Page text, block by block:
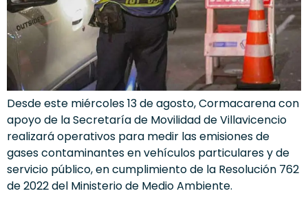
Desde este miércoles 13 de agosto, Cormacarena con
apoyo de la Secretaría de Movilidad de Villavicencio
realizará operativos para medir las emisiones de
gases contaminantes en vehículos particulares y de
servicio público, en cumplimiento de la Resolución 762
de 2022 del Ministerio de Medio Ambiente.